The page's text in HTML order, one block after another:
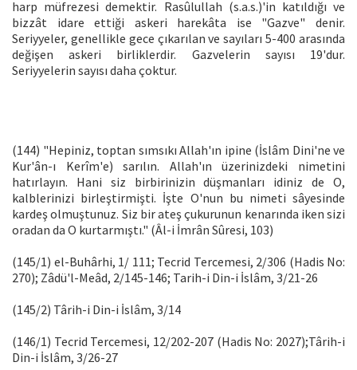
harp müfrezesi demektir. Rasûlullah (s.a.s.)'in katıldığı ve
bizzât idare ettiği askeri harekâta ise "Gazve" denir.
Seriyyeler, genellikle gece çıkarılan ve sayıları 5-400 arasında
değişen askeri birliklerdir. Gazvelerin sayısı 19'dur.
Seriyyelerin sayısı daha çoktur.
(144) "Hepiniz, toptan sımsıkı Allah'ın ipine (İslâm Dini'ne ve
Kur'ân-ı Kerîm'e) sarılın. Allah'ın üzerinizdeki nimetini
hatırlayın. Hani siz birbirinizin düşmanları idiniz de O,
kalblerinizi birleştirmişti. İşte O'nun bu nimeti sâyesinde
kardeş olmuştunuz. Siz bir ateş çukurunun kenarında iken sizi
oradan da O kurtarmıştı." (Âl-i İmrân Sûresi, 103)
(145/1) el-Buhârhi, 1/ 111; Tecrid Tercemesi, 2/306 (Hadis No:
270); Zâdü'l-Meâd, 2/145-146; Tarih-i Din-i İslâm, 3/21-26
(145/2) Târih-i Din-i İslâm, 3/14
(146/1) Tecrid Tercemesi, 12/202-207 (Hadis No: 2027);Târih-i
Din-i İslâm, 3/26-27